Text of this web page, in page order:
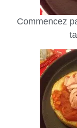
Commencez